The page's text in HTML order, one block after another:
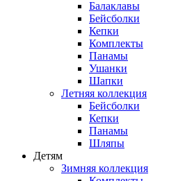
Балаклавы
Бейсболки
Кепки
Комплекты
Панамы
Ушанки
Шапки
Летняя коллекция
Бейсболки
Кепки
Панамы
Шляпы
Детям
Зимняя коллекция